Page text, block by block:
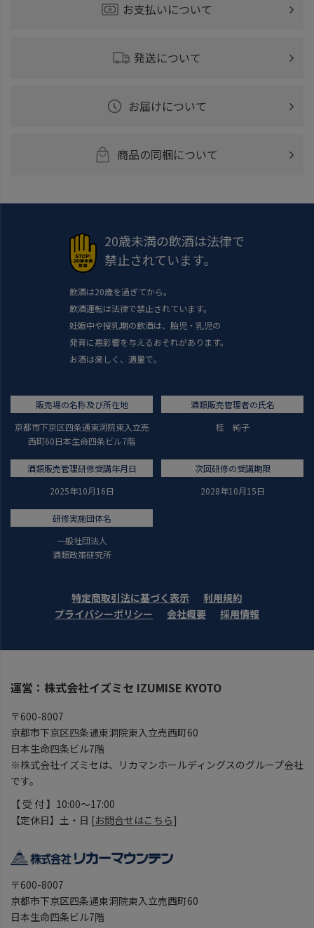
お支払いについて
発送について
お届けについて
商品の同梱について
20歳未満の飲酒は法律で
禁止されています。
飲酒は20歳を過ぎてから。
飲酒運転は法律で禁止されています。
妊娠中や授乳期の飲酒は、胎児・乳児の
発育に悪影響を与えるおそれがあります。
お酒は楽しく、適量で。
販売場の名称及び所在地
京都市下京区四条通東洞院東入立売
西町60日本生命四条ビル7階
酒類販売管理者の氏名
桂 純子
酒類販売管理研修受講年月日
2025年10月16日
次回研修の受講期限
2028年10月15日
研修実施団体名
一般社団法人
酒類政策研究所
特定商取引法に基づく表示
利用規約
プライバシーポリシー
会社概要 採用情報
運営：株式会社イズミセ IZUMISE KYOTO
〒600-8007
京都市下京区四条通東洞院東入立売西町60
日本生命四条ビル7階
※株式会社イズミセは、リカマンホールディングスのグループ会社
です。
【 受 付 】10:00～17:00
【定休日】土・日 [お問合せはこちら]
〒600-8007
京都市下京区四条通東洞院東入立売西町60
日本生命四条ビル7階